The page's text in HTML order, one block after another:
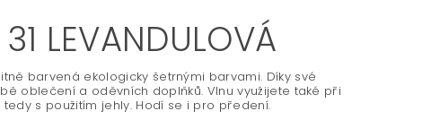
LEVANDULOVÁ
barvená ekologicky šetrnými barvami. Díky své
oblečení a oděvních doplňků. Vlnu využijete také při
s použitím jehly. Hodí se i pro předení.